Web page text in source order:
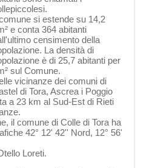
si estende su 14,2
e conta 364 abitanti
censimento della
La densità di
è di 25,7 abitanti per
sul Comune.
vicinanze dei comuni di
di Tora, Ascrea i Poggio
a 23 km al Sud-Est di Rieti
il comune di Colle di Tora ha
42° 12' 42'' Nord, 12° 56'
Loreti.